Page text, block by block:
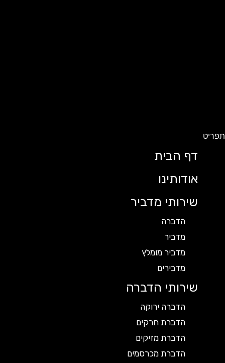
תפריט
דף הבית
אודותינו
שירותי מדביר
הדברה
מדביר
מדביר מומלץ
מדבירים
שירותי הדברה
הדברה ירוקה
הדברת חרקים
הדברת מזיקים
הדברת מכרסמים